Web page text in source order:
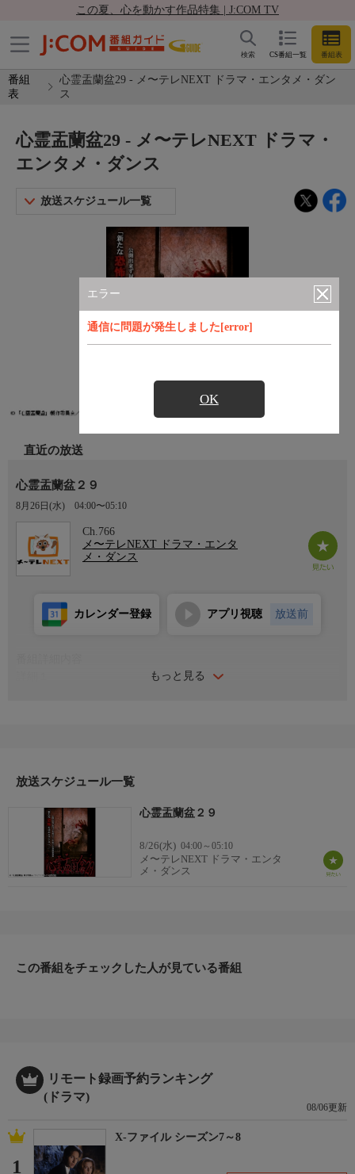
この夏、心を動かす作品特集 | J:COM TV
CS番組一覧 番組表
検索
番組
表
心霊盂蘭盆29 - メ〜テレNEXT ドラマ・エンタメ・ダン
ス
エラー
通信に問題が発生しました[error]
OK
心霊盂蘭盆29 - メ〜テレNEXT ドラマ・
エンタメ・ダンス
放送スケジュール一覧
直近の放送
心霊盂蘭盆２９
8月26日(水) 04:00〜05:10
Ch.766
メ〜テレNEXT ドラマ・エンタ
メ・ダンス
もっと見る
カレンダー登録 アプリ視聴 放送前
か！？／「かくれんぼ」「呪詛返し」「水神様」「遺棄呪物」
放送スケジュール一覧
心霊盂蘭盆２９
8/26(水) 04:00～05:10
メ〜テレNEXT ドラマ・エンタ
メ・ダンス
この番組をチェックした人が見ている番組
リモート録画予約ランキング
(ドラマ)
08/06更新
1
X-ファイル シーズン7～8